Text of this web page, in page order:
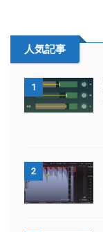
人気記事
1
2